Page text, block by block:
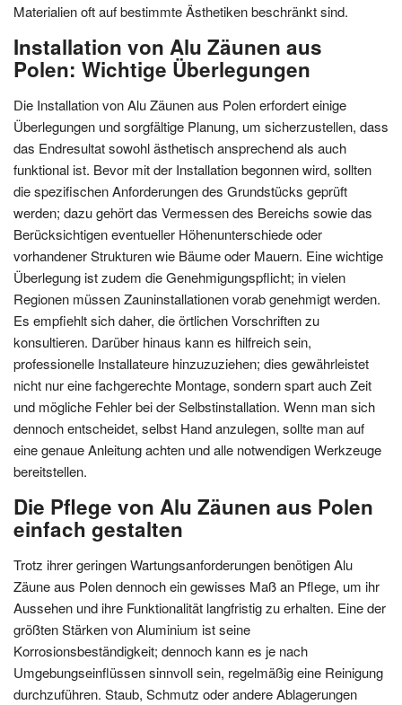
Materialien oft auf bestimmte Ästhetiken beschränkt sind.
Installation von Alu Zäunen aus
Polen: Wichtige Überlegungen
Die Installation von Alu Zäunen aus Polen erfordert einige
Überlegungen und sorgfältige Planung, um sicherzustellen, dass
das Endresultat sowohl ästhetisch ansprechend als auch
funktional ist. Bevor mit der Installation begonnen wird, sollten
die spezifischen Anforderungen des Grundstücks geprüft
werden; dazu gehört das Vermessen des Bereichs sowie das
Berücksichtigen eventueller Höhenunterschiede oder
vorhandener Strukturen wie Bäume oder Mauern. Eine wichtige
Überlegung ist zudem die Genehmigungspflicht; in vielen
Regionen müssen Zauninstallationen vorab genehmigt werden.
Es empfiehlt sich daher, die örtlichen Vorschriften zu
konsultieren. Darüber hinaus kann es hilfreich sein,
professionelle Installateure hinzuzuziehen; dies gewährleistet
nicht nur eine fachgerechte Montage, sondern spart auch Zeit
und mögliche Fehler bei der Selbstinstallation. Wenn man sich
dennoch entscheidet, selbst Hand anzulegen, sollte man auf
eine genaue Anleitung achten und alle notwendigen Werkzeuge
bereitstellen.
Die Pflege von Alu Zäunen aus Polen
einfach gestalten
Trotz ihrer geringen Wartungsanforderungen benötigen Alu
Zäune aus Polen dennoch ein gewisses Maß an Pflege, um ihr
Aussehen und ihre Funktionalität langfristig zu erhalten. Eine der
größten Stärken von Aluminium ist seine
Korrosionsbeständigkeit; dennoch kann es je nach
Umgebungseinflüssen sinnvoll sein, regelmäßig eine Reinigung
durchzuführen. Staub, Schmutz oder andere Ablagerungen